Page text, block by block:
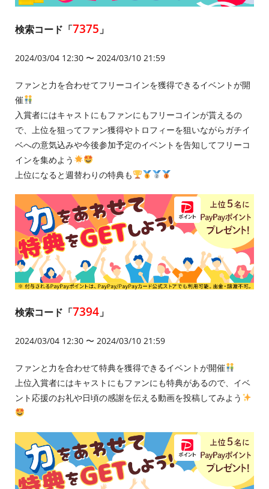
検索コード「7375 」
2024/03/04 12:30 〜 2024/03/10 21:59
ファンと力を合わせてフリーコインを獲得できるイベントが開
催
入賞者にはキャストにもファンにもフリーコインが貰えるの
で、上位を狙ってファン獲得やトロフィーを狙いながらガチイ
ベへの意気込みや今後参加予定のイベントを告知してフリーコ
インを集めよう
上位になると週替わりの特典も
検索コード「7394 」
2024/03/04 12:30 〜 2024/03/10 21:59
ファンと力を合わせて特典を獲得できるイベントが開催
上位入賞者にはキャストにもファンにも特典があるので、イベ
ント応援のお礼や日頃の感謝を伝える動画を投稿してみよう